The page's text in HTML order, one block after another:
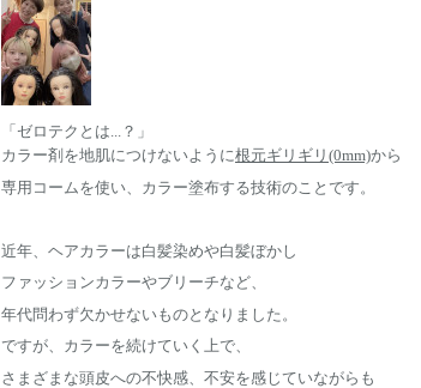
「ゼロテクとは...？」
カラー剤を地肌につけないように根元ギリギリ(0mm)から
専用コームを使い、カラー塗布する技術のことです。
近年、ヘアカラーは白髪染めや白髪ぼかし
ファッションカラーやブリーチなど、
年代問わず欠かせないものとなりました。
ですが、カラーを続けていく上で、
さまざまな頭皮への不快感、不安を感じていながらも